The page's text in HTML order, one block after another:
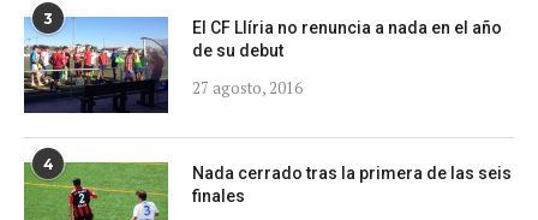
3
El CF Llíria no renuncia a nada en el año
de su debut
27 agosto, 2016
4
Nada cerrado tras la primera de las seis
finales